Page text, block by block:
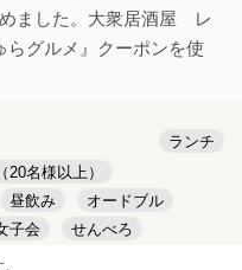
ました。大衆居酒屋 レ
らグルメ』クーポンを使
ランチ
20名様以上）
昼飲み
オードブル
子会
せんべろ